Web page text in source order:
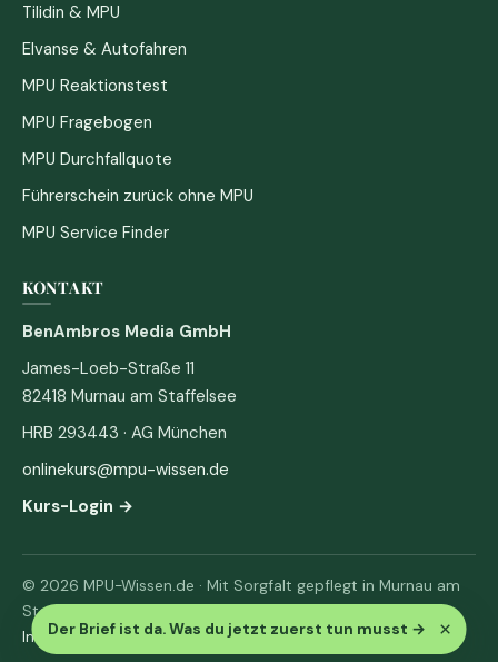
Der Brief ist da. Was du jetzt zuerst tun musst → ×
Tilidin & MPU
Elvanse & Autofahren
MPU Reaktionstest
MPU Fragebogen
MPU Durchfallquote
Führerschein zurück ohne MPU
MPU Service Finder
KONTAKT
BenAmbros Media GmbH
James-Loeb-Straße 11
82418 Murnau am Staffelsee
HRB 293443 · AG München
onlinekurs@mpu-wissen.de
Kurs-Login →
© 2026 MPU-Wissen.de · Mit Sorgfalt gepflegt in Murnau am
Staffelsee
Impressum· Datenschutz & AGB